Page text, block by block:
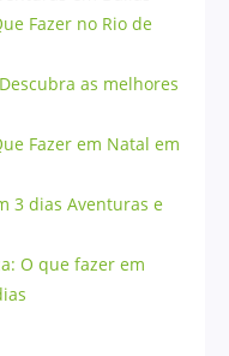
Fazer no Rio de
as melhores
Fazer em Natal em
3 dias Aventuras e
O que fazer em